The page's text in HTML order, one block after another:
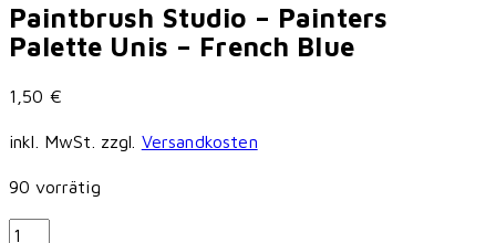
Paintbrush Studio – Painters
Palette Unis – French Blue
1,50 €
inkl. MwSt. zzgl. Versandkosten
90 vorrätig
Paintbrush